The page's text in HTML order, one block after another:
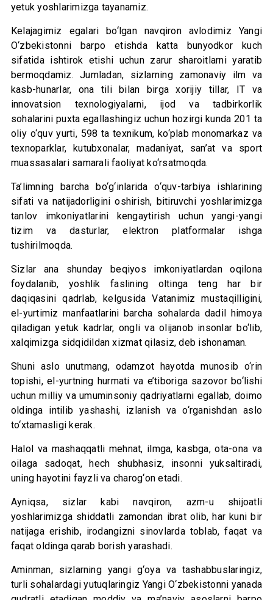
yetuk yoshlarimizga tayanamiz.
Kelajagimiz egalari bo‘lgan navqiron avlodimiz Yangi
O‘zbekistonni barpo etishda katta bunyodkor kuch
sifatida ishtirok etishi uchun zarur sharoitlarni yaratib
bermoqdamiz. Jumladan, sizlarning zamonaviy ilm va
kasb-hunarlar, ona tili bilan birga xorijiy tillar, IT va
innovatsion texnologiyalarni, ijod va tadbirkorlik
sohalarini puxta egallashingiz uchun hozirgi kunda 201 ta
oliy o‘quv yurti, 598 ta texnikum, ko‘plab monomarkaz va
texnoparklar, kutubxonalar, madaniyat, san’at va sport
muassasalari samarali faoliyat ko‘rsatmoqda.
Ta’limning barcha bo‘g‘inlarida o‘quv-tarbiya ishlarining
sifati va natijadorligini oshirish, bitiruvchi yoshlarimizga
tanlov imkoniyatlarini kengaytirish uchun yangi-yangi
tizim va dasturlar, elektron platformalar ishga
tushirilmoqda.
Sizlar ana shunday beqiyos imkoniyatlardan oqilona
foydalanib, yoshlik faslining oltinga teng har bir
daqiqasini qadrlab, kelgusida Vatanimiz mustaqilligini,
el-yurtimiz manfaatlarini barcha sohalarda dadil himoya
qiladigan yetuk kadrlar, ongli va olijanob insonlar bo‘lib,
xalqimizga sidqidildan xizmat qilasiz, deb ishonaman.
Shuni aslo unutmang, odamzot hayotda munosib o‘rin
topishi, el-yurtning hurmati va e’tiboriga sazovor bo‘lishi
uchun milliy va umuminsoniy qadriyatlarni egallab, doimo
oldinga intilib yashashi, izlanish va o‘rganishdan aslo
to‘xtamasligi kerak.
Halol va mashaqqatli mehnat, ilmga, kasbga, ota-ona va
oilaga sadoqat, hech shubhasiz, insonni yuksaltiradi,
uning hayotini fayzli va charog‘on etadi.
Ayniqsa, sizlar kabi navqiron, azm-u shijoatli
yoshlarimizga shiddatli zamondan ibrat olib, har kuni bir
natijaga erishib, irodangizni sinovlarda toblab, faqat va
faqat oldinga qarab borish yarashadi.
Aminman, sizlarning yangi g‘oya va tashabbuslaringiz,
turli sohalardagi yutuqlaringiz Yangi O‘zbekistonni yanada